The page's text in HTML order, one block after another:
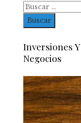
Inversiones Y
Negocios